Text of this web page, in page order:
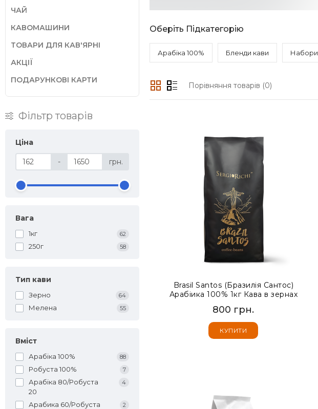
ЧАЙ
КАВОМАШИНИ
ТОВАРИ ДЛЯ КАВ'ЯРНІ
АКЦІЇ
ПОДАРУНКОВІ КАРТИ
Фільтр товарів
Ціна
- грн.
Вага
1кг 62
250г 58
Тип кави
Зерно 64
Мелена 55
Вміст
Арабіка 100% 88
Робуста 100% 7
Арабіка 80/Робуста
20
4
Арабика 60/Робуста
2
Оберіть Підкатегорію
Арабіка 100% Бленди кави Набори
Порівняння товарів (0)
Brasil Santos (Бразилія Сантос)
Арабіика 100% 1кг Кава в зернах
800 грн.
КУПИТИ